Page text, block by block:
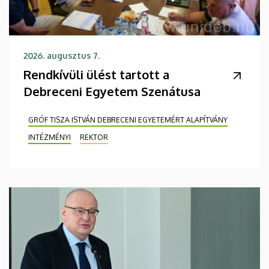
2026. augusztus 7.
Rendkívüli ülést tartott a
Debreceni Egyetem Szenátusa
GRÓF TISZA ISTVÁN DEBRECENI EGYETEMÉRT ALAPÍTVÁNY
INTÉZMÉNYI
REKTOR